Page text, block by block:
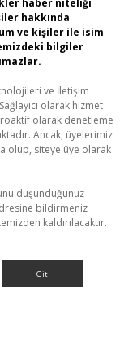
haber niteliği
hakkında
ve kişiler ile isim
bilgiler
ve İletişim
olarak hizmet
olarak denetleme
Ancak, üyelerimiz
olup, siteye üye olarak
düşündüğünüz
bildirmeniz
kaldırılacaktır.